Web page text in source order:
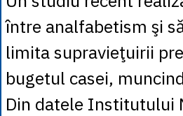
între analfabetism şi
limita supravieţuirii
bugetul casei,
Din datele Institutului